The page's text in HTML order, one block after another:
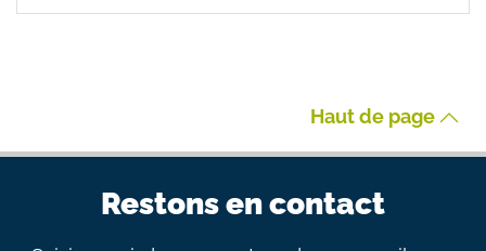
Haut de page
Restons en contact